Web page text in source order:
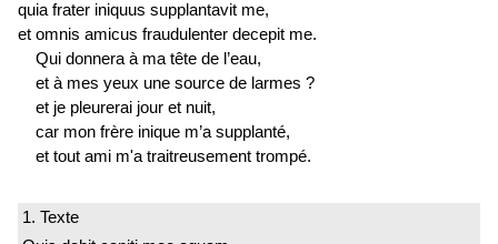
quia frater iniquus supplantavit me,
et omnis amicus fraudulenter decepit me.
Qui donnera à ma tête de l’eau,
et à mes yeux une source de larmes ?
et je pleurerai jour et nuit,
car mon frère inique m’a supplanté,
et tout ami m'a traitreusement trompé.
1. Texte